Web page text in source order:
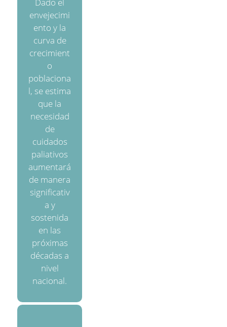
envejecimi
ento y la
curva de
crecimient
o
poblaciona
l, se estima
que la
necesidad
de
cuidados
paliativos
aumentará
de manera
significativ
a y
sostenida
en las
próximas
décadas a
nivel
nacional.